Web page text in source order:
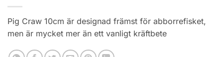
Pig Craw 10cm är designad främst för abborrefisket,
men är mycket mer än ett vanligt kräftbete